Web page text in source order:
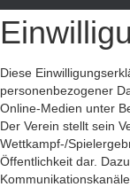
Diese
personenbezogener
Online-Medien unter
Der Verein stellt sein
Wettkampf-/
Öffentlichkeit dar.